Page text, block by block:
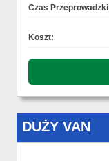
Czas Przeprowadzki
Koszt:
DUŻY VAN